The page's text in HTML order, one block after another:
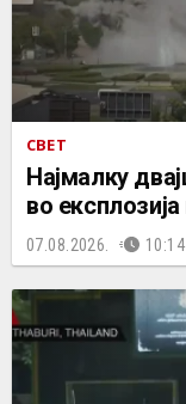
СВЕТ
Најмалку
во
07.08.2026. 10:14